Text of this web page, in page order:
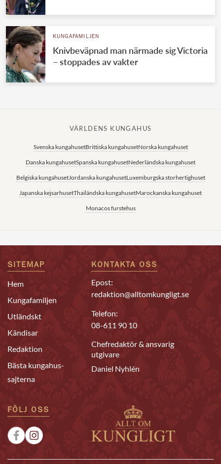
KUNGAFAMILJEN
Knivbeväpnad man närmade sig Victoria
– stoppades av vakter
VÄRLDENS KUNGAHUS
Svenska kungahusetBrittiska kungahusetNorska kungahuset
Danska kungahusetSpanska kungahusetNederländska kungahuset
Belgiska kungahusetJordanska kungahusetLuxemburgska storhertighuset
Japanska kejsarhusetThailändska kungahusetMarockanska kungahuset
Monacos furstehus
SITEMAP
Hem
Kungafamiljen
Utländskt
Kändisar
Redaktion
Bästa kungahus-
sajterna
KONTAKTA OSS
Epost:
redaktion@alltomkungligt.se
Telefon:
08-611 90 10
Chefredaktör & ansvarig
utgivare
Daniel Nyhlén
FÖLJ OSS